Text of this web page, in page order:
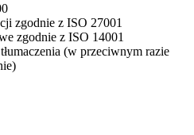
zgodnie z ISO 27001
zgodnie z ISO 14001
(w przeciwnym razie